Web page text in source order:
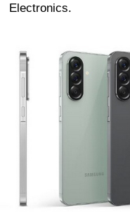
Electronics.